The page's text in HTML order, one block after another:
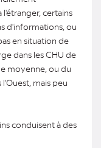
certains
d'informations, ou
en situation de
dans les CHU de
moyenne, ou du
mais peu
conduisent à des